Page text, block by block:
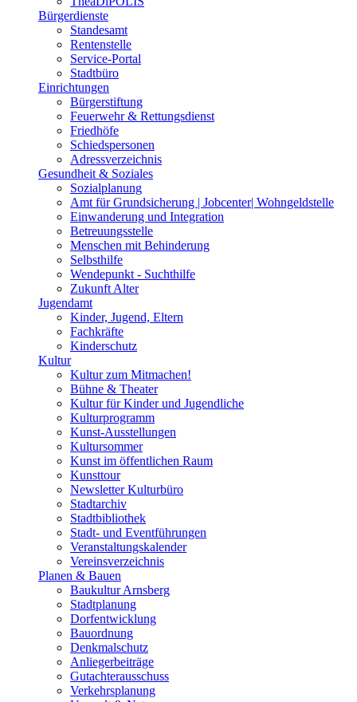
Bürgerdienste
Standesamt
Rentenstelle
Service-Portal
Stadtbüro
Einrichtungen
Bürgerstiftung
Feuerwehr & Rettungsdienst
Friedhöfe
Schiedspersonen
Adressverzeichnis
Gesundheit & Soziales
Sozialplanung
Amt für Grundsicherung | Jobcenter| Wohngeldstelle
Einwanderung und Integration
Betreuungsstelle
Menschen mit Behinderung
Selbsthilfe
Wendepunkt - Suchthilfe
Zukunft Alter
Jugendamt
Kinder, Jugend, Eltern
Fachkräfte
Kinderschutz
Kultur
Kultur zum Mitmachen!
Bühne & Theater
Kultur für Kinder und Jugendliche
Kulturprogramm
Kunst-Ausstellungen
Kultursommer
Kunst im öffentlichen Raum
Kunsttour
Newsletter Kulturbüro
Stadtarchiv
Stadtbibliothek
Stadt- und Eventführungen
Veranstaltungskalender
Vereinsverzeichnis
Planen & Bauen
Baukultur Arnsberg
Stadtplanung
Dorfentwicklung
Bauordnung
Denkmalschutz
Anliegerbeiträge
Gutachterausschuss
Verkehrsplanung